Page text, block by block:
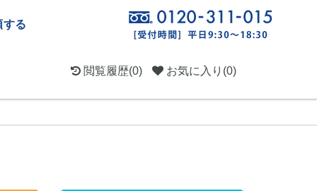
する
閲覧履歴(0) お気に入り (0)